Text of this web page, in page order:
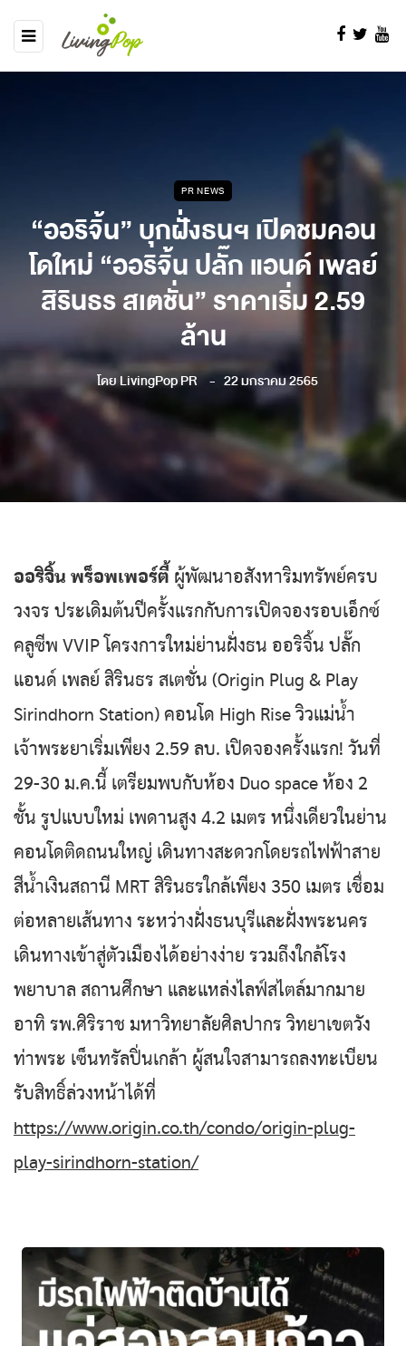
PR NEWS
“ออริจิ้น” บุกฝั่งธนฯ เปิดชมคอน
โดใหม่ “ออริจิ้น ปลั๊ก แอนด์ เพลย์
สิรินธร สเตชั่น” ราคาเริ่ม 2.59
ล้าน
โดยLivingPop PR 22 มกราคม 2565
ออริจิ้น พร็อพเพอร์ตี้ ผู้พัฒนาอสังหาริมทรัพย์ครบ
วงจร ประเดิมต้นปีครั้งแรกกับการเปิดจองรอบเอ็กซ์
คลูซีพ VVIP โครงการใหม่ย่านฝั่งธน ออริจิ้น ปลั๊ก
แอนด์ เพลย์ สิรินธร สเตชั่น (Origin Plug & Play
Sirindhorn Station) คอนโด High Rise วิวแม่น้ำ
เจ้าพระยาเริ่มเพียง 2.59 ลบ. เปิดจองครั้งแรก! วันที่
29-30 ม.ค.นี้ เตรียมพบกับห้อง Duo space ห้อง 2
ชั้น รูปแบบใหม่ เพดานสูง 4.2 เมตร หนึ่งเดียวในย่าน
คอนโดติดถนนใหญ่ เดินทางสะดวกโดยรถไฟฟ้าสาย
สีน้ำเงินสถานี MRT สิรินธรใกล้เพียง 350 เมตร เชื่อม
ต่อหลายเส้นทาง ระหว่างฝั่งธนบุรีและฝั่งพระนคร
เดินทางเข้าสู่ตัวเมืองได้อย่างง่าย รวมถึงใกล้โรง
พยาบาล สถานศึกษา และแหล่งไลฟ์สไตล์มากมาย
อาทิ รพ.ศิริราช มหาวิทยาลัยศิลปากร วิทยาเขตวัง
ท่าพระ เซ็นทรัลปิ่นเกล้า ผู้สนใจสามารถลงทะเบียน
รับสิทธิ์ล่วงหน้าได้ที่
https://www.origin.co.th/condo/origin-plug-
play-sirindhorn-station/